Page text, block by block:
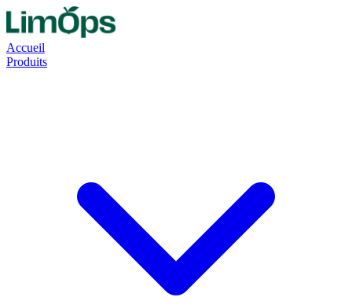
Accueil
Produits